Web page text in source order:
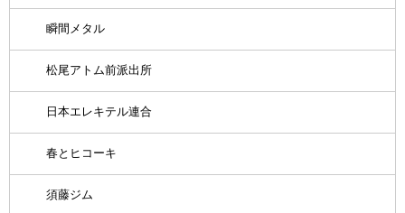
瞬間メタル
松尾アトム前派出所
日本エレキテル連合
春とヒコーキ
須藤ジム